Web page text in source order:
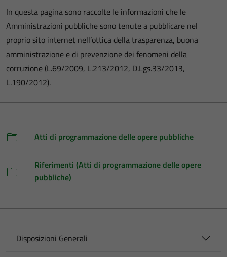
In questa pagina sono raccolte le informazioni che le
Amministrazioni pubbliche sono tenute a pubblicare nel
proprio sito internet nell’ottica della trasparenza, buona
amministrazione e di prevenzione dei fenomeni della
corruzione (L.69/2009, L.213/2012, D.Lgs.33/2013,
L.190/2012).
Atti di programmazione delle opere pubbliche
Riferimenti (Atti di programmazione delle opere
pubbliche)
Disposizioni Generali